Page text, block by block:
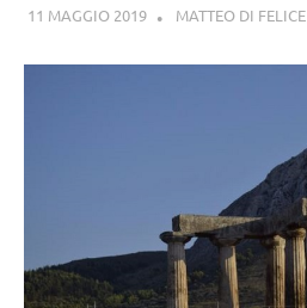
11 MAGGIO 2019 MATTEO DI FELICE